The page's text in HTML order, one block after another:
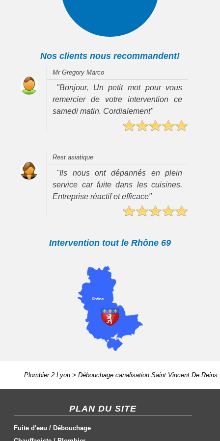
Nos clients nous recommandent!
Mr Gregory Marco
"Bonjour, Un petit mot pour vous
remercier de votre intervention ce
samedi matin. Cordialement"
Rest asiatique
"Ils nous ont dépannés en plein
service car fuite dans les cuisines.
Entreprise réactif et efficace"
Intervention tout le Rhône 69
Plombier 2 Lyon> Débouchage canalisation Saint Vincent De Reins
PLAN DU SITE
Fuite d'eau / Débouchage